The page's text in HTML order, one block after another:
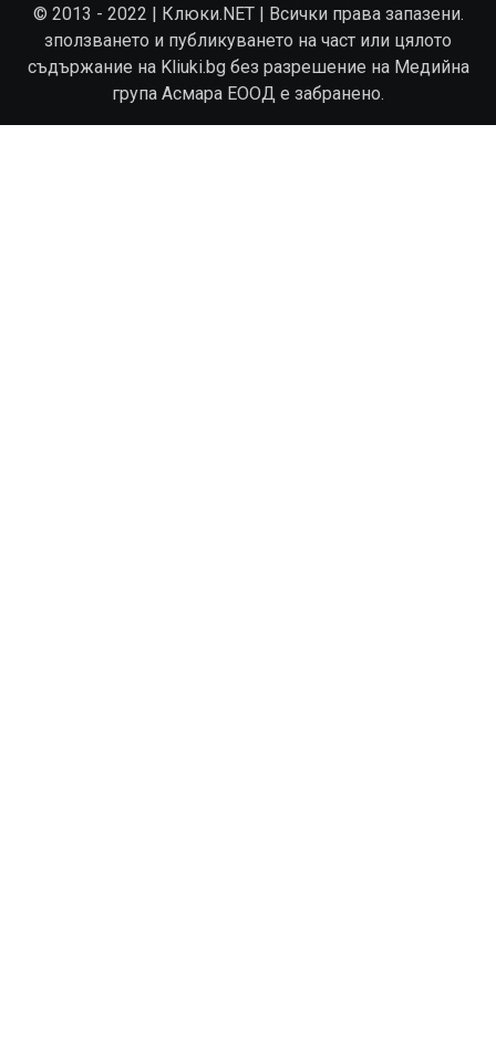
© 2013 - 2022 | Клюки.NET | Всички права запазени.
зползването и публикуването на част или цялото
съдържание на Kliuki.bg без разрешение на Медийна
група Асмара ЕООД е забранено.